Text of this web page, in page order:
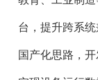
台，提升跨系
国产化思路，